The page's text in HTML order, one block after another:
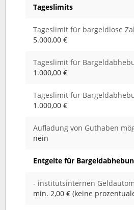
Tageslimits
Tageslimit für bargeldlose
5.000,00 €
Tageslimit für
1.000,00 €
Tageslimit für
1.000,00 €
Aufladung von Guthaben
nein
Entgelte für
- institutsinternen
min. 2,00 € (keine